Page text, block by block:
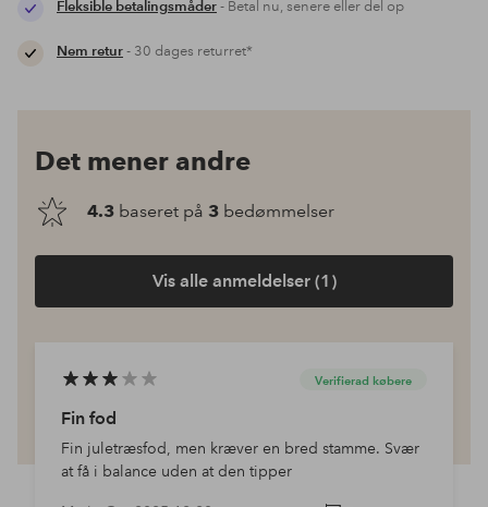
Fleksible betalingsmåder- Betal nu, senere eller del op
Nem retur- 30 dages returret*
Det mener andre
4.3 baseret på 3 bedømmelser
Vis alle anmeldelser (1)
Verifierad købere
Fin fod
Fin juletræsfod, men kræver en bred stamme. Svær
at få i balance uden at den tipper